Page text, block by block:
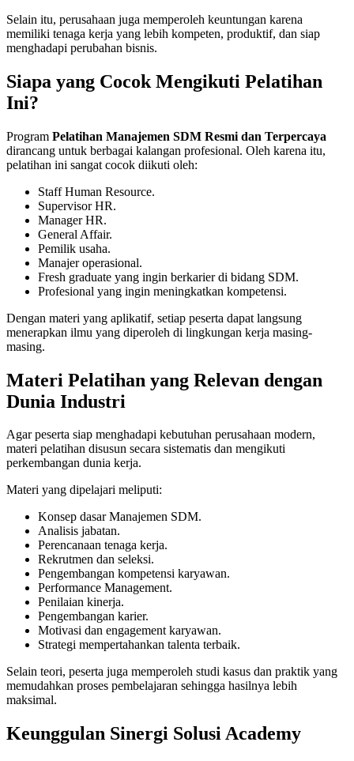
Selain itu, perusahaan juga memperoleh keuntungan karena
memiliki tenaga kerja yang lebih kompeten, produktif, dan siap
menghadapi perubahan bisnis.
Siapa yang Cocok Mengikuti Pelatihan
Ini?
Program Pelatihan Manajemen SDM Resmi dan Terpercaya
dirancang untuk berbagai kalangan profesional. Oleh karena itu,
pelatihan ini sangat cocok diikuti oleh:
Staff Human Resource.
Supervisor HR.
Manager HR.
General Affair.
Pemilik usaha.
Manajer operasional.
Fresh graduate yang ingin berkarier di bidang SDM.
Profesional yang ingin meningkatkan kompetensi.
Dengan materi yang aplikatif, setiap peserta dapat langsung
menerapkan ilmu yang diperoleh di lingkungan kerja masing-
masing.
Materi Pelatihan yang Relevan dengan
Dunia Industri
Agar peserta siap menghadapi kebutuhan perusahaan modern,
materi pelatihan disusun secara sistematis dan mengikuti
perkembangan dunia kerja.
Materi yang dipelajari meliputi:
Konsep dasar Manajemen SDM.
Analisis jabatan.
Perencanaan tenaga kerja.
Rekrutmen dan seleksi.
Pengembangan kompetensi karyawan.
Performance Management.
Penilaian kinerja.
Pengembangan karier.
Motivasi dan engagement karyawan.
Strategi mempertahankan talenta terbaik.
Selain teori, peserta juga memperoleh studi kasus dan praktik yang
memudahkan proses pembelajaran sehingga hasilnya lebih
maksimal.
Keunggulan Sinergi Solusi Academy